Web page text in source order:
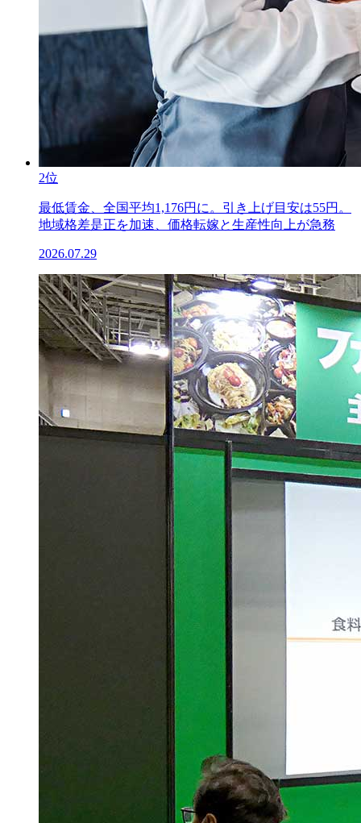
2位
最低賃金、全国平均1,176円に。引き上げ目安は55円。
地域格差是正を加速、価格転嫁と生産性向上が急務
2026.07.29